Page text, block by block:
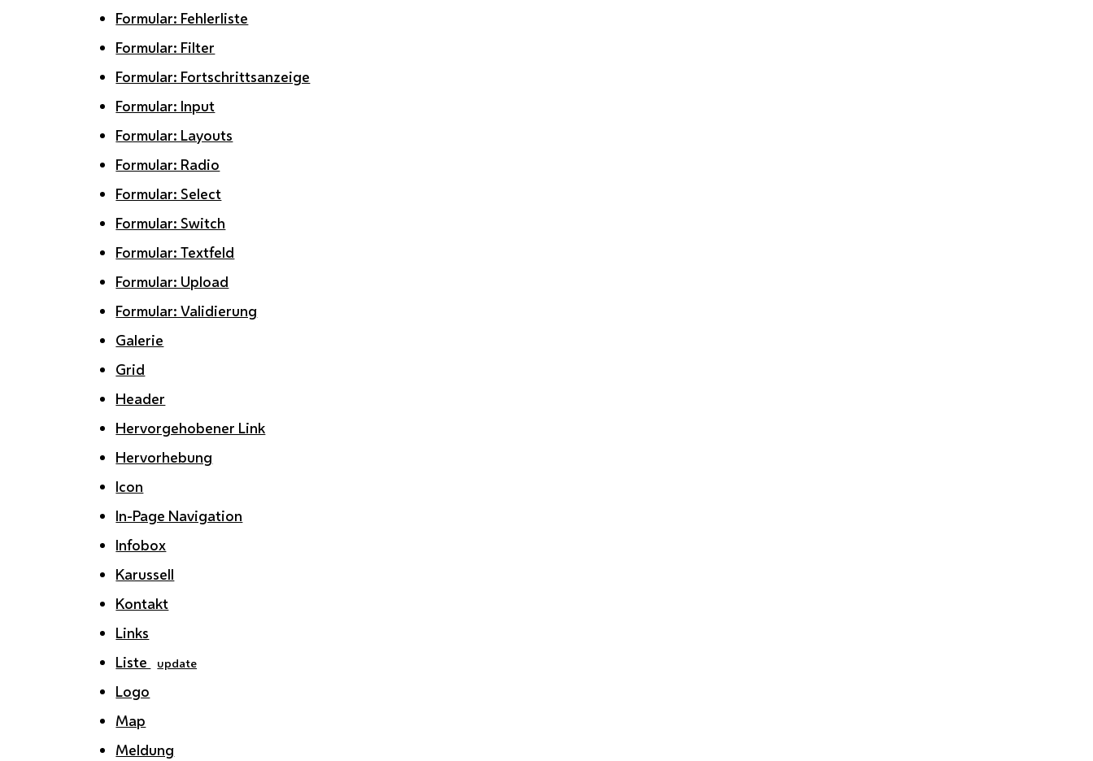
Formular: Fehlerliste
Formular: Filter
Formular: Fortschrittsanzeige
Formular: Input
Formular: Layouts
Formular: Radio
Formular: Select
Formular: Switch
Formular: Textfeld
Formular: Upload
Formular: Validierung
Galerie
Grid
Header
Hervorgehobener Link
Hervorhebung
Icon
In-Page Navigation
Infobox
Karussell
Kontakt
Links
Liste
update
Logo
Map
Meldung